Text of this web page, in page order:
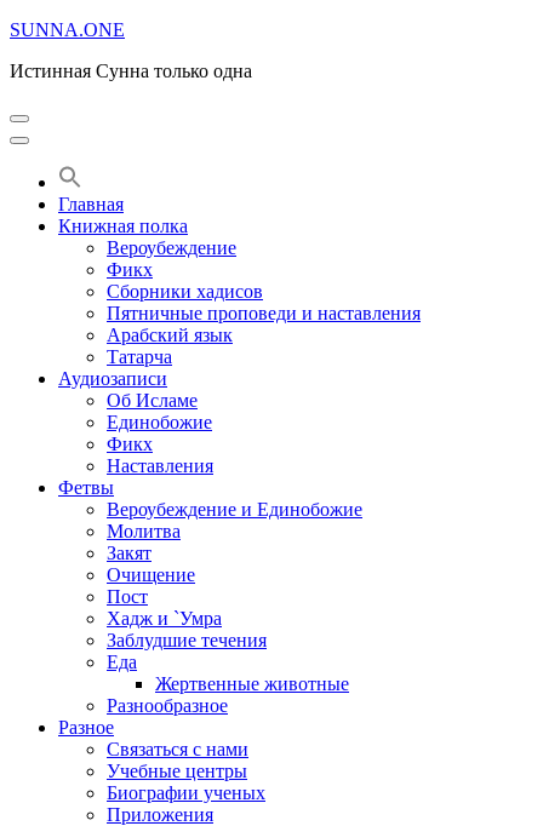
Перейти
содержимому
Enter)
SUNNA.ONE
Истинная Сунна только одна
Главная
Книжная полка
Вероубеждение
Фикх
Сборники хадисов
Пятничные проповеди и наставления
Арабский язык
Татарча
Аудиозаписи
Об Исламе
Единобожие
Фикх
Наставления
Фетвы
Вероубеждение и Единобожие
Молитва
Закят
Очищение
Пост
Хадж и `Умра
Заблудшие течения
Еда
Жертвенные животные
Разнообразное
Разное
Связаться с нами
Учебные центры
Биографии ученых
Приложения